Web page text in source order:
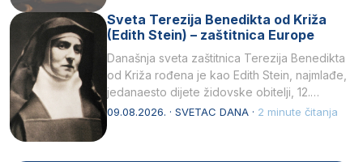
Sveta Terezija Benedikta od Križa
(Edith Stein) – zaštitnica Europe
Današnja sveta zaštitnica Terezija Benedikta
od Križa rođena je kao Edith Stein, najmlađe,
jedanaesto dijete židovske obitelji, 12.
listopada 1891, u Wrocławu…
09.08.2026. · SVETAC DANA · 2 minute čitanja